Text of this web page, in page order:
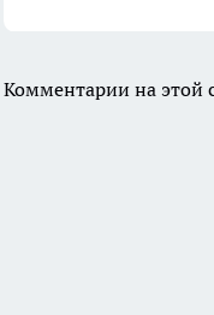
Комментарии на этой